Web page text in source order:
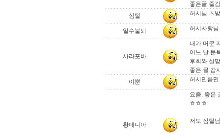
좋은글 즐
심털
허시님 ㅈ
일수불퇴 허시사랑
사라포바
내가 머문
어느 날 문
후회와 실
좋은 글 감
이뿐
허시만큼
황매니아
요즘, 좋은
ㅎㅎㅎ
저도 심털